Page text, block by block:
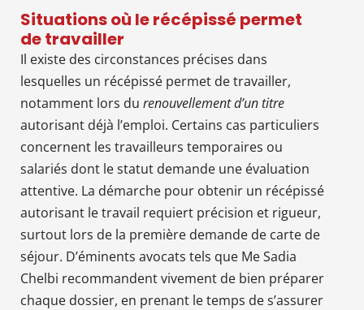
Situations où le récépissé permet
de travailler
Il existe des circonstances précises dans
lesquelles un récépissé permet de travailler,
notamment lors du renouvellement d’un titre
autorisant déjà l’emploi. Certains cas particuliers
concernent les travailleurs temporaires ou
salariés dont le statut demande une évaluation
attentive. La démarche pour obtenir un récépissé
autorisant le travail requiert précision et rigueur,
surtout lors de la première demande de carte de
séjour. D’éminents avocats tels que Me Sadia
Chelbi recommandent vivement de bien préparer
chaque dossier, en prenant le temps de s’assurer